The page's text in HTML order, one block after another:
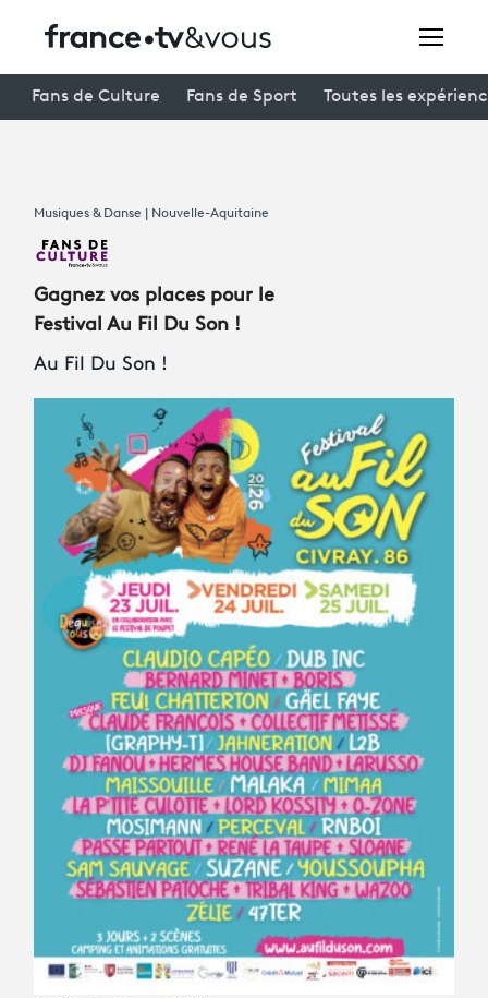
connexion
Avantages fidélité
Creators
À la une
Participer et assister à une émission
À votre écoute
Productions et innovation
Programme tv
Fans de Culture Fans de Sport Toutes les
Musiques & Danse | Nouvelle-Aquitaine
Gagnez vos places pour le
Festival Au Fil Du Son !
Au Fil Du Son !